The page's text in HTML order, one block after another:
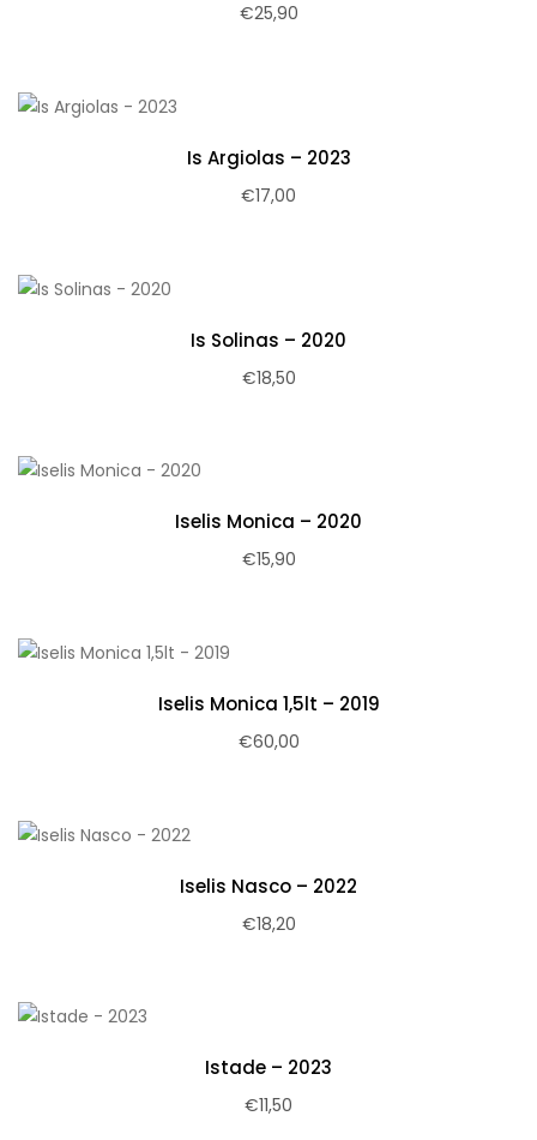
€25,90
Is Argiolas – 2023
€17,00
Is Solinas – 2020
€18,50
Iselis Monica – 2020
€15,90
Iselis Monica 1,5lt – 2019
€60,00
Iselis Nasco – 2022
€18,20
Istade – 2023
€11,50